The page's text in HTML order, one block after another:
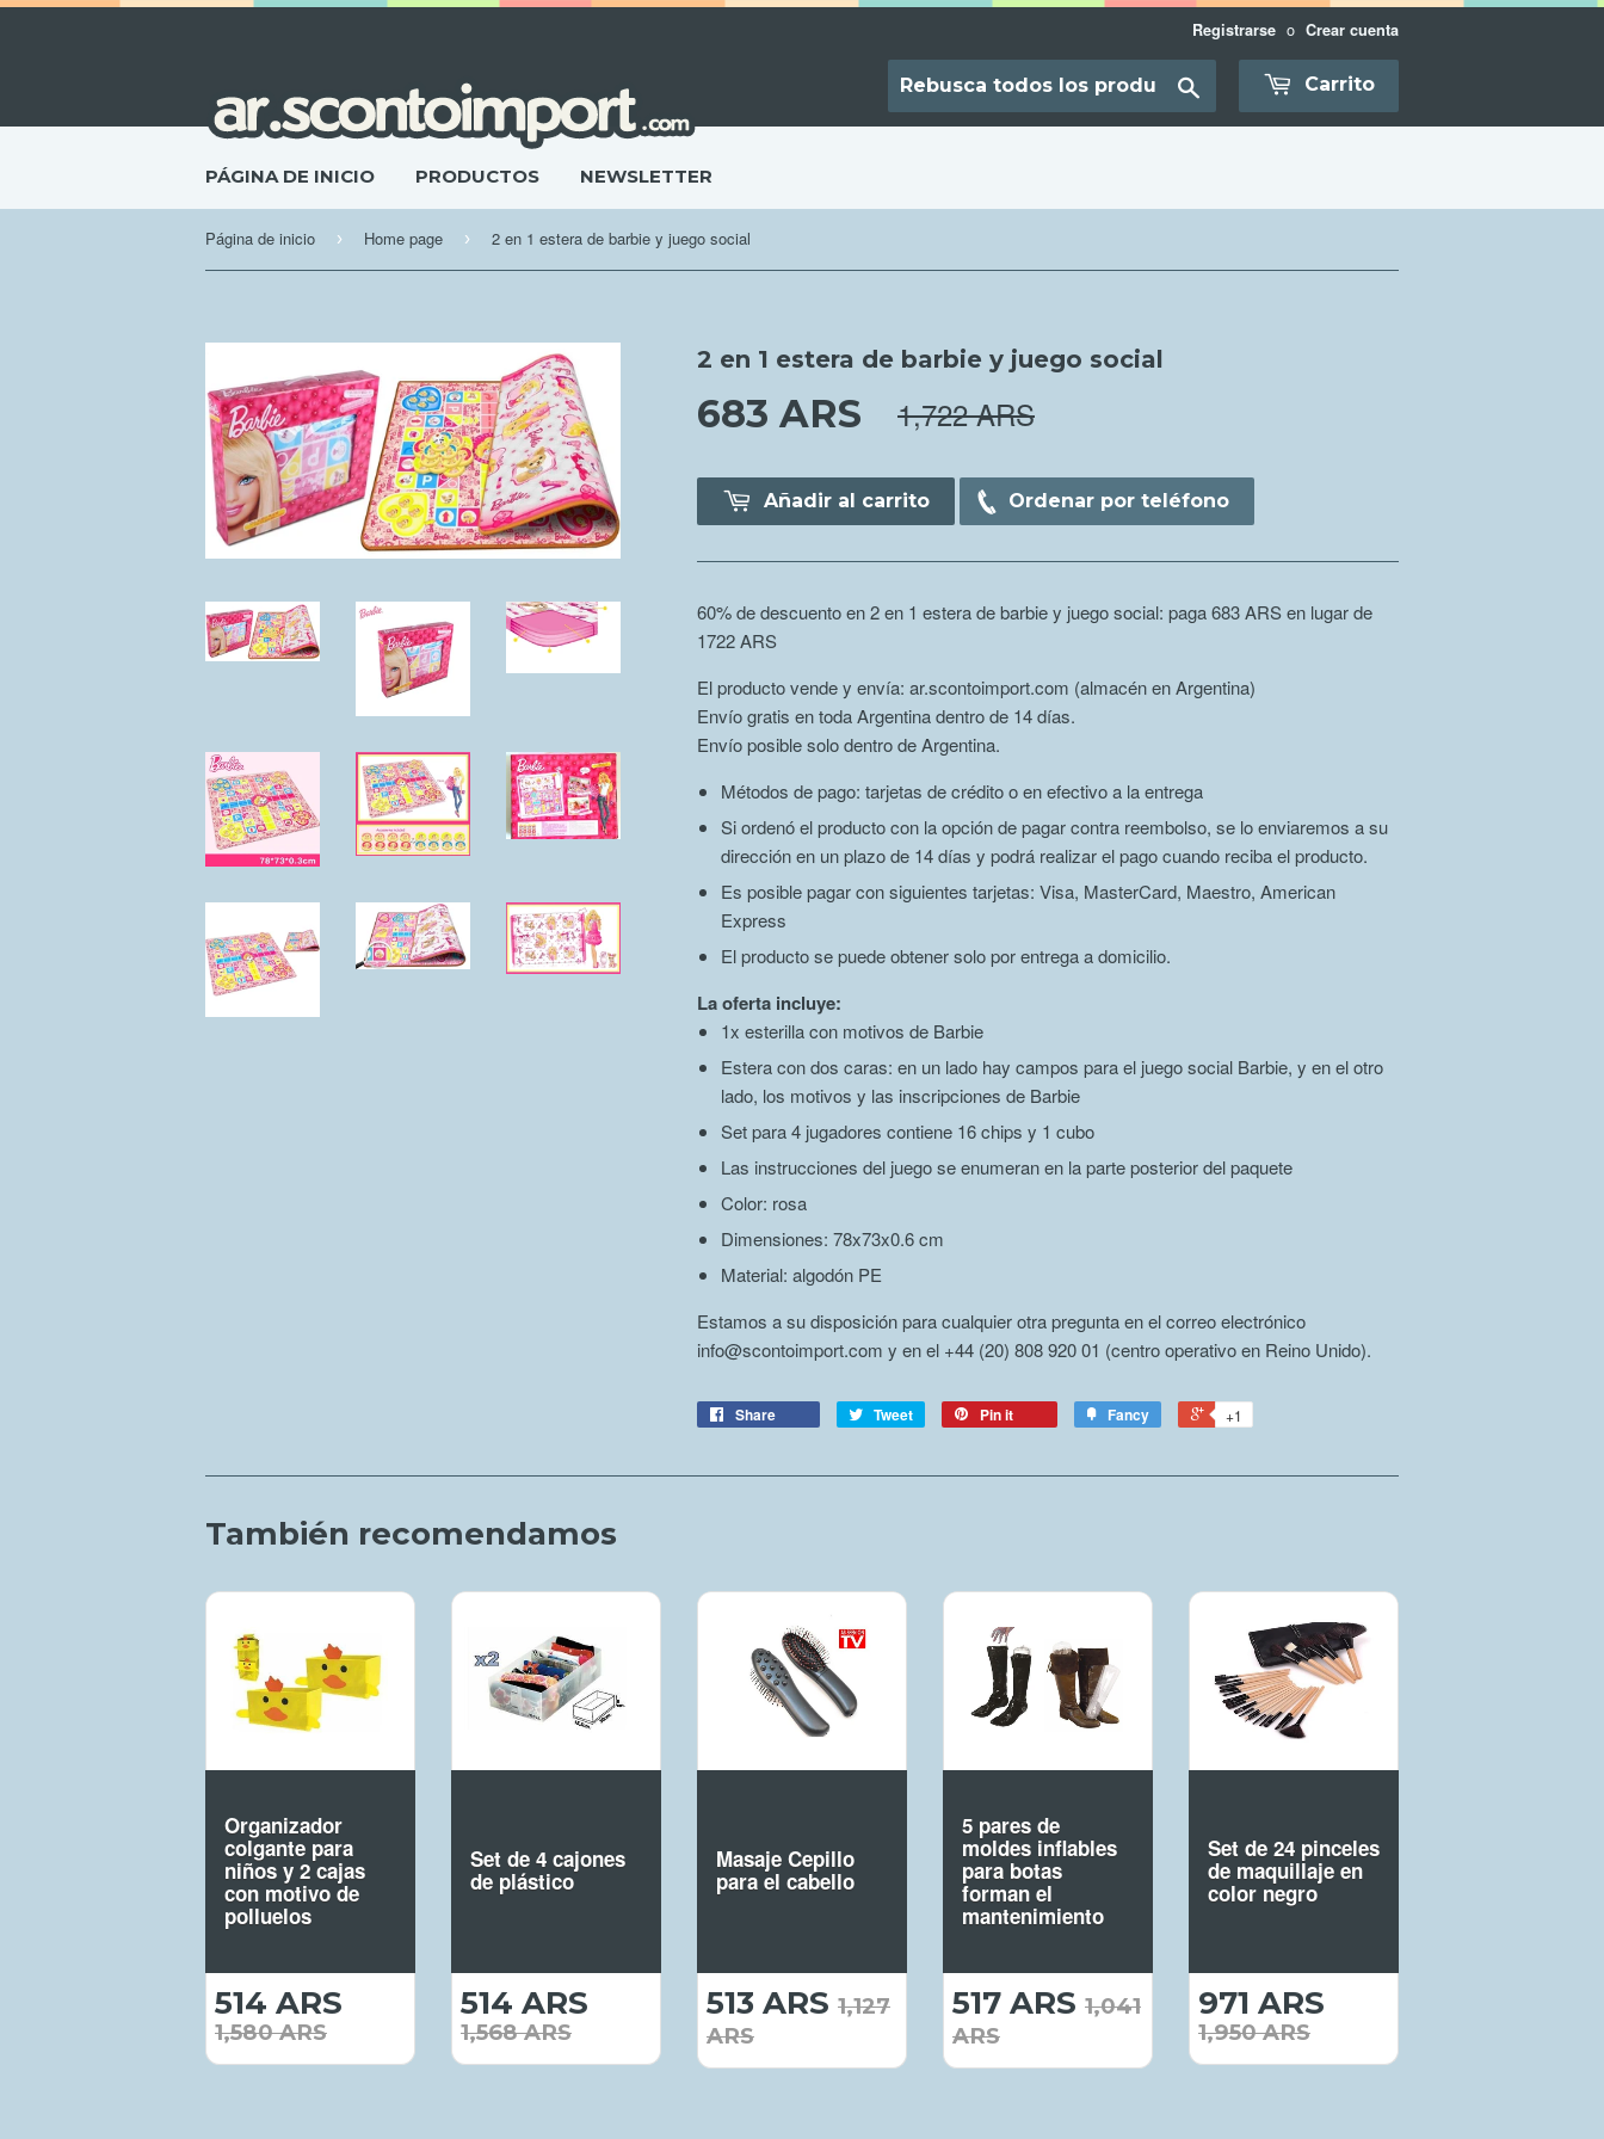
Registrarse o Crear cuenta
Translation
missing:
Carrito
PÁGINA DE INICIO PRODUCTOS NEWSLETTER
Página de inicio › Home page › 2 en 1 estera de barbie y juego social
2 en 1 estera de barbie y juego social
683 ARS 683.00 ARS
1,722 ARS
Añadir al carrito Ordenar por teléfono
60% de descuento en 2 en 1 estera de barbie y juego social: paga 683 ARS en lugar de
1722ARS
El producto vende y envía: ar.scontoimport.com (almacén en Argentina)
Envío gratis en toda Argentina dentro de 14 días.
Envío posible solo dentro de Argentina.
Métodos de pago: tarjetas de crédito o en efectivo a la entrega
Si ordenó el producto con la opción de pagar contra reembolso, se lo enviaremos a su
dirección en un plazo de 14 días y podrá realizar el pago cuando reciba el producto.
Es posible pagar con siguientes tarjetas: Visa, MasterCard, Maestro, American
Express
El producto se puede obtener solo por entrega a domicilio.
La oferta incluye:
1x esterilla con motivos de Barbie
Estera con dos caras: en un lado hay campos para el juego social Barbie, y en el otro
lado, los motivos y las inscripciones de Barbie
Set para 4 jugadores contiene 16 chips y 1 cubo
Las instrucciones del juego se enumeran en la parte posterior del paquete
Color: rosa
Dimensiones: 78x73x0.6 cm
Material: algodón PE
Estamos a su disposición para cualquier otra pregunta en el correo electrónico
info@scontoimport.com y en el +44 (20) 808 920 01 (centro operativo en Reino Unido).
Share Tweet Pin it Fancy +1
También recomendamos
Organizador
colgante para
niños y 2 cajas
con motivo de
polluelos
514 ARS
1,580 ARS
Set de 4 cajones
de plástico
514 ARS
1,568 ARS
Masaje Cepillo
para el cabello
513 ARS 513.00
ARS
1,127
ARS
5 pares de
moldes inflables
para botas
forman el
mantenimiento
517 ARS 517.00
ARS
1,041
ARS
Set de 24 pinceles
de maquillaje en
color negro
971 ARS
1,950 ARS